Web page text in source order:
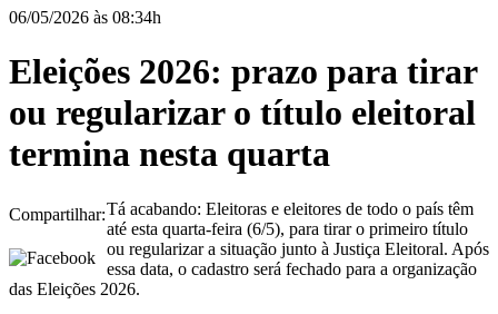
06/05/2026 às 08:34h
Eleições 2026: prazo para tirar
ou regularizar o título eleitoral
termina nesta quarta
Compartilhar:Tá acabando: Eleitoras e eleitores de todo o país têm
até esta quarta-feira (6/5), para tirar o primeiro título
ou regularizar a situação junto à Justiça Eleitoral. Após
essa data, o cadastro será fechado para a organização
das Eleições 2026.